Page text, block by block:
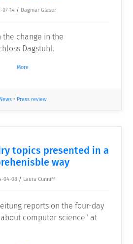
07-14 / Dagmar Glaser
the change in the
Dagstuhl.
More
News• Press review
topics presented in a
way
04-08 / Laura Cunniff
reports on the four-day
computer science" at